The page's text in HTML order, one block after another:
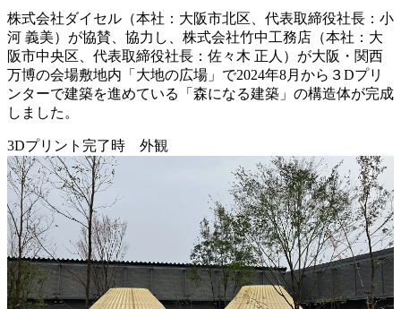
株式会社ダイセル（本社：大阪市北区、代表取締役社長：小
河 義美）が協賛、協力し、株式会社竹中工務店（本社：大
阪市中央区、代表取締役社長：佐々木 正人）が大阪・関西
万博の会場敷地内「大地の広場」で2024年8月から３Dプリ
ンターで建築を進めている「森になる建築」の構造体が完成
しました。
3Dプリント完了時 外観